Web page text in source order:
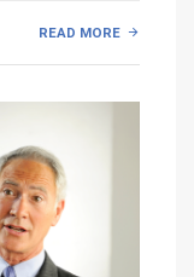
READ MORE